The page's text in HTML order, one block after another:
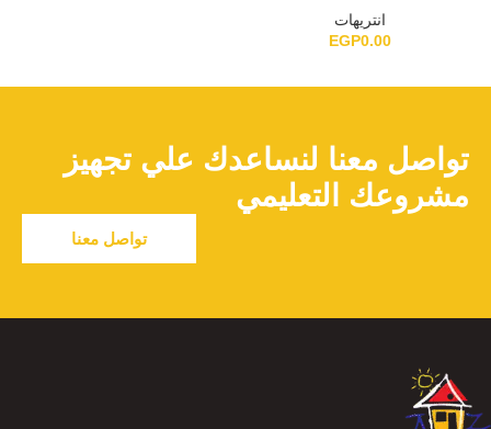
انتريهات
EGP0.00
تواصل معنا لنساعدك علي تجهيز
مشروعك التعليمي
تواصل معنا